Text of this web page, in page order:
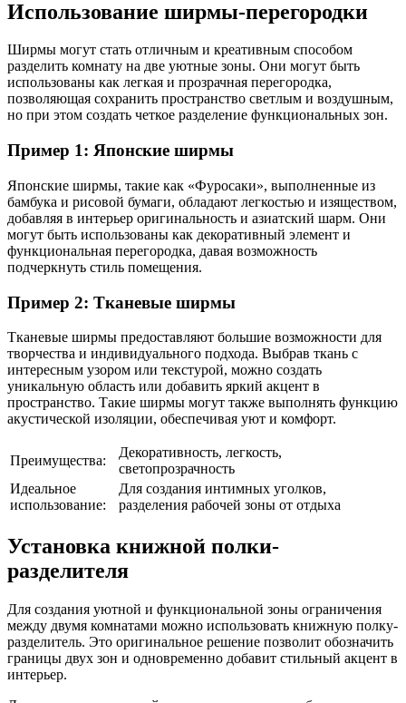
Использование ширмы-перегородки
Ширмы могут стать отличным и креативным способом
разделить комнату на две уютные зоны. Они могут быть
использованы как легкая и прозрачная перегородка,
позволяющая сохранить пространство светлым и воздушным,
но при этом создать четкое разделение функциональных зон.
Пример 1: Японские ширмы
Японские ширмы, такие как «Фуросаки», выполненные из
бамбука и рисовой бумаги, обладают легкостью и изяществом,
добавляя в интерьер оригинальность и азиатский шарм. Они
могут быть использованы как декоративный элемент и
функциональная перегородка, давая возможность
подчеркнуть стиль помещения.
Пример 2: Тканевые ширмы
Тканевые ширмы предоставляют большие возможности для
творчества и индивидуального подхода. Выбрав ткань с
интересным узором или текстурой, можно создать
уникальную область или добавить яркий акцент в
пространство. Такие ширмы могут также выполнять функцию
акустической изоляции, обеспечивая уют и комфорт.
Преимущества:
Декоративность, легкость,
светопрозрачность
Идеальное
использование:
Для создания интимных уголков,
разделения рабочей зоны от отдыха
Установка книжной полки-
разделителя
Для создания уютной и функциональной зоны ограничения
между двумя комнатами можно использовать книжную полку-
разделитель. Это оригинальное решение позволит обозначить
границы двух зон и одновременно добавит стильный акцент в
интерьер.